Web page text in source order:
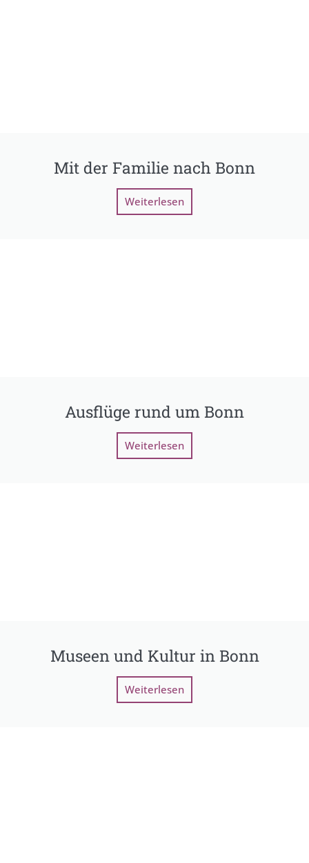
Mit der Familie nach Bonn
Weiterlesen
Ausflüge rund um Bonn
Weiterlesen
Museen und Kultur in Bonn
Weiterlesen